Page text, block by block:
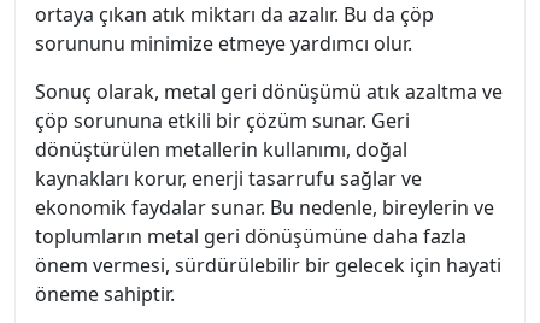
ortaya çıkan atık miktarı da azalır. Bu da çöp
sorununu minimize etmeye yardımcı olur.
Sonuç olarak, metal geri dönüşümü atık azaltma ve
çöp sorununa etkili bir çözüm sunar. Geri
dönüştürülen metallerin kullanımı, doğal
kaynakları korur, enerji tasarrufu sağlar ve
ekonomik faydalar sunar. Bu nedenle, bireylerin ve
toplumların metal geri dönüşümüne daha fazla
önem vermesi, sürdürülebilir bir gelecek için hayati
öneme sahiptir.